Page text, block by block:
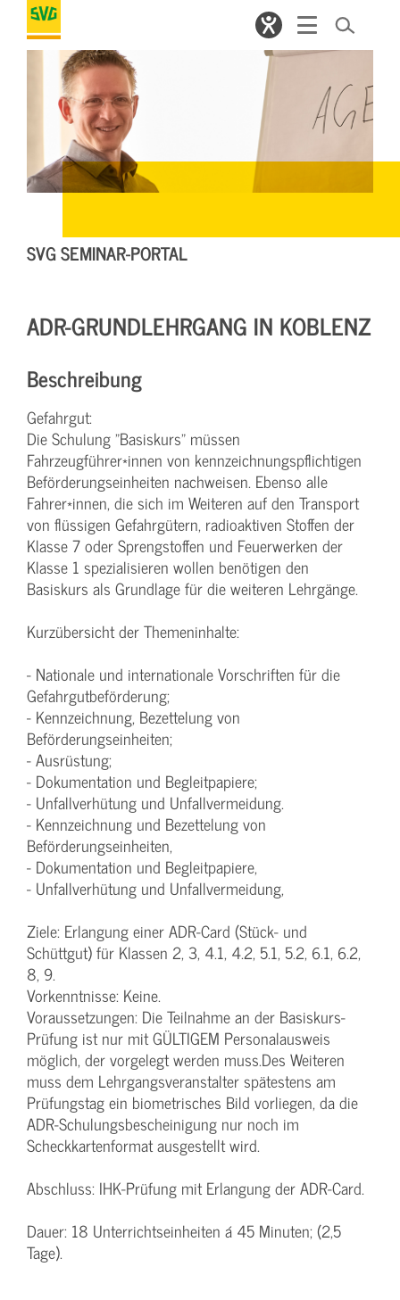
SVG SEMINAR-PORTAL
ADR-GRUNDLEHRGANG IN KOBLENZ
Beschreibung
Gefahrgut:
Die Schulung "Basiskurs" müssen
Fahrzeugführer*innen von kennzeichnungspflichtigen
Beförderungseinheiten nachweisen. Ebenso alle
Fahrer*innen, die sich im Weiteren auf den Transport
von flüssigen Gefahrgütern, radioaktiven Stoffen der
Klasse 7 oder Sprengstoffen und Feuerwerken der
Klasse 1 spezialisieren wollen benötigen den
Basiskurs als Grundlage für die weiteren Lehrgänge.
Kurzübersicht der Themeninhalte:
- Nationale und internationale Vorschriften für die
Gefahrgutbeförderung;
- Kennzeichnung, Bezettelung von
Beförderungseinheiten;
- Ausrüstung;
- Dokumentation und Begleitpapiere;
- Unfallverhütung und Unfallvermeidung.
- Kennzeichnung und Bezettelung von
Beförderungseinheiten,
- Dokumentation und Begleitpapiere,
- Unfallverhütung und Unfallvermeidung,
Ziele: Erlangung einer ADR-Card (Stück- und
Schüttgut) für Klassen 2, 3, 4.1, 4.2, 5.1, 5.2, 6.1, 6.2,
8, 9.
Vorkenntnisse: Keine.
Voraussetzungen: Die Teilnahme an der Basiskurs-
Prüfung ist nur mit GÜLTIGEM Personalausweis
möglich, der vorgelegt werden muss.Des Weiteren
muss dem Lehrgangsveranstalter spätestens am
Prüfungstag ein biometrisches Bild vorliegen, da die
ADR-Schulungsbescheinigung nur noch im
Scheckkartenformat ausgestellt wird.
Abschluss: IHK-Prüfung mit Erlangung der ADR-Card.
Dauer: 18 Unterrichtseinheiten á 45 Minuten; (2,5
Tage).